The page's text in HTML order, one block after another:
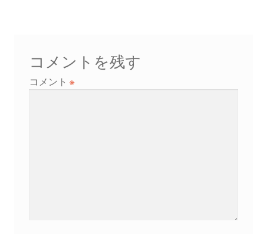
ー
シ
コメントを残す
コメント ※